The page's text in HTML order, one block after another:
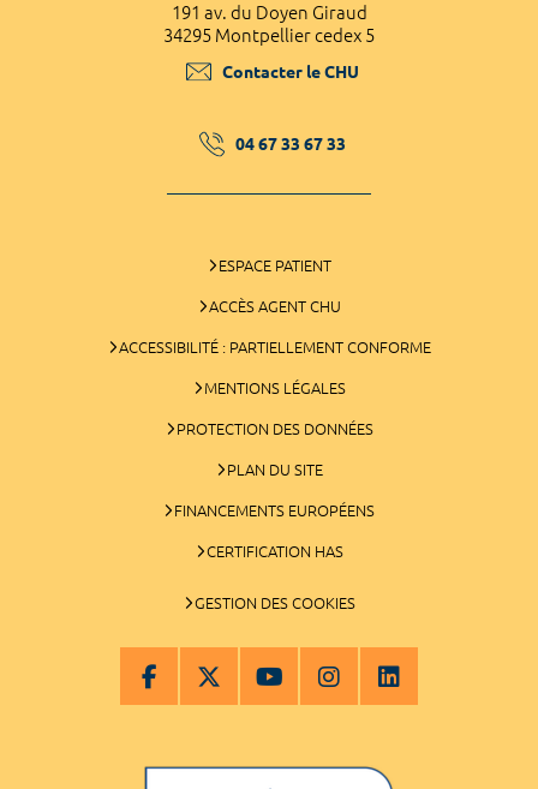
191 av. du Doyen Giraud
34295 Montpellier cedex 5
Contacter le CHU
04 67 33 67 33
ESPACE PATIENT
ACCÈS AGENT CHU
ACCESSIBILITÉ : PARTIELLEMENT CONFORME
MENTIONS LÉGALES
PROTECTION DES DONNÉES
PLAN DU SITE
FINANCEMENTS EUROPÉENS
CERTIFICATION HAS
GESTION DES COOKIES